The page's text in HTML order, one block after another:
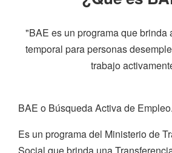
"BAE es un programa que brinda
temporal para personas
trabajo
BAE o Búsqueda Activa de Empleo.
Es un programa del Ministerio de